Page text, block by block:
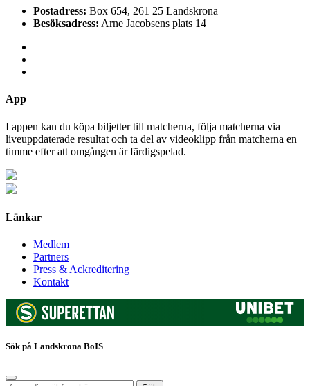
Postadress: Box 654, 261 25 Landskrona
Besöksadress: Arne Jacobsens plats 14
App
I appen kan du köpa biljetter till matcherna, följa matcherna via
liveuppdaterade resultat och ta del av videoklipp från matcherna en
timme efter att omgången är färdigspelad.
Länkar
Medlem
Partners
Press & Ackreditering
Kontakt
Sök på Landskrona BoIS